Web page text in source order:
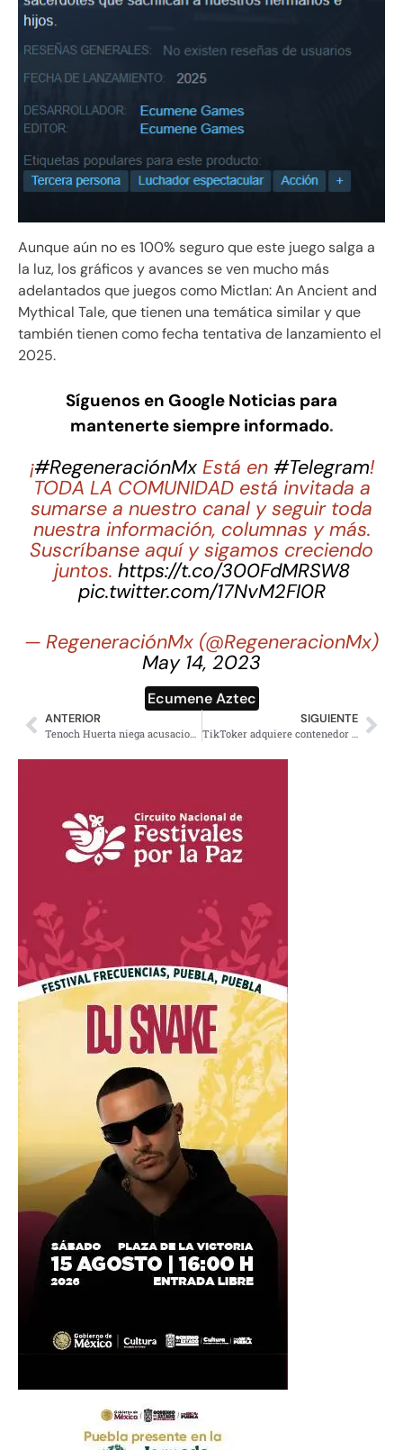
Aunque aún no es 100% seguro que este juego salga a
la luz, los gráficos y avances se ven mucho más
adelantados que juegos como Mictlan: An Ancient and
Mythical Tale, que tienen una temática similar y que
también tienen como fecha tentativa de lanzamiento el
2025.
Síguenos en Google Noticias para
mantenerte siempre informado.
¡#RegeneraciónMxEstá en #Telegram!
TODA LA COMUNIDAD está invitada a
sumarse a nuestro canal y seguir toda
nuestra información, columnas y más.
Suscríbanse aquí y sigamos creciendo
juntos. https://t.co/300FdMRSW8
pic.twitter.com/17NvM2FI0R
— RegeneraciónMx (@RegeneracionMx)
May 14, 2023
Ecumene Aztec
ANTERIOR SIGUIENTE